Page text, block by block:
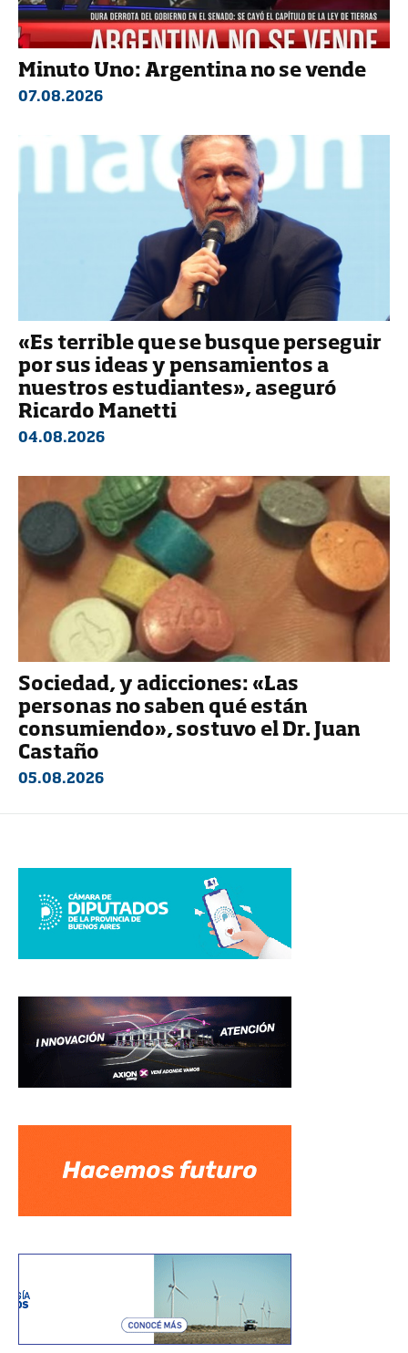
Minuto Uno: Argentina no se vende
07.08.2026
«Es terrible que se busque perseguir
por sus ideas y pensamientos a
nuestros estudiantes», aseguró
Ricardo Manetti
04.08.2026
Sociedad, y adicciones: «Las
personas no saben qué están
consumiendo», sostuvo el Dr. Juan
Castaño
05.08.2026